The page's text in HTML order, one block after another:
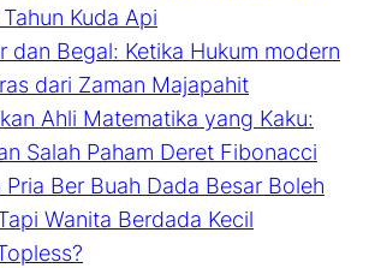
Kuda Api
dan Begal: Ketika Hukum modern
dari Zaman Majapahit
Ahli Matematika yang Kaku:
Salah Paham Deret Fibonacci
Ber Buah Dada Besar Boleh
Wanita Berdada Kecil